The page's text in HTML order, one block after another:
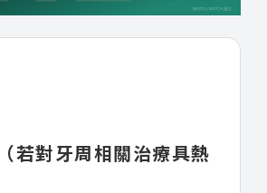
若對牙周相關治療具熱